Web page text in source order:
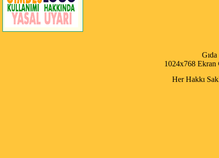
1024x768 Ekran
Her Hakkı